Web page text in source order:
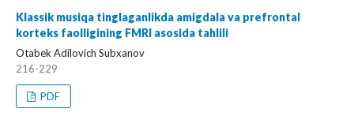
Klassik musiqa tinglaganlikda amigdala va prefrontal
korteks faolligining FMRI asosida tahlili
Otabek Adilovich Subxanov
216-229
PDF